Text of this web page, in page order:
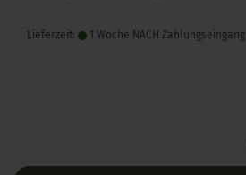
Lieferzeit: 1 Woche NACH Zahlungseingang